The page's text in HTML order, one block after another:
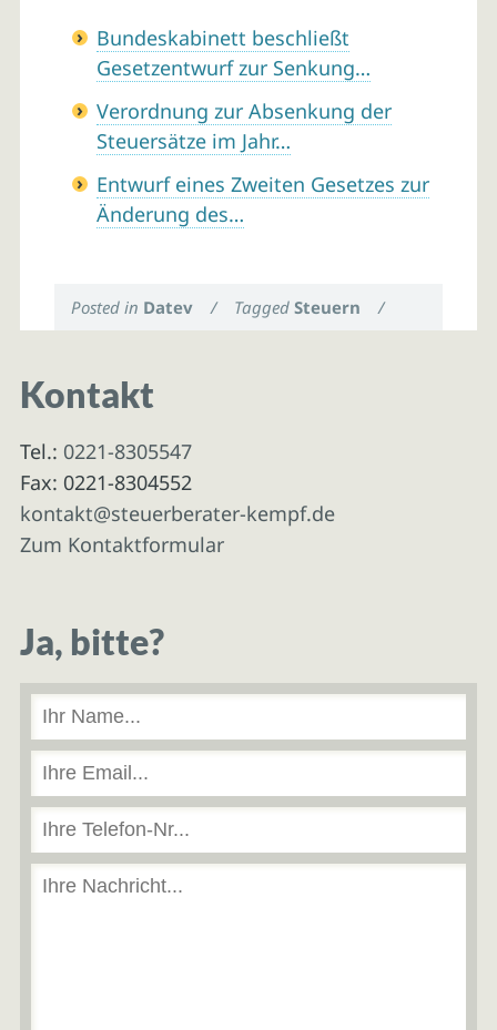
Bundeskabinett beschließt
Gesetzentwurf zur Senkung…
Verordnung zur Absenkung der
Steuersätze im Jahr…
Entwurf eines Zweiten Gesetzes zur
Änderung des…
Posted in Datev / TaggedSteuern /
Kontakt
Tel.: 0221-8305547
Fax: 0221-8304552
kontakt@steuerberater-kempf.de
Zum Kontaktformular
Ja, bitte?